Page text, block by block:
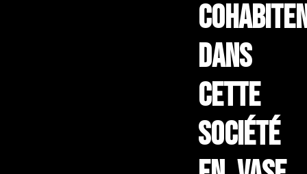
dans
cette
société